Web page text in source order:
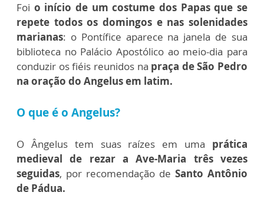
Foi o início de um costume dos Papas que se
repete todos os domingos e nas solenidades
marianas: o Pontífice aparece na janela de sua
biblioteca no Palácio Apostólico ao meio-dia para
conduzir os fiéis reunidos na praça de São Pedro
na oração do Angelus em latim.
O que é o Angelus?
O Ângelus tem suas raízes em uma prática
medieval de rezar a Ave-Maria três vezes
seguidas, por recomendação de Santo Antônio
de Pádua.